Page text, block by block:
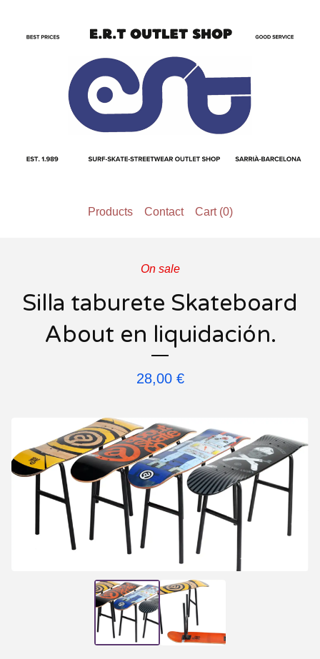
Products Contact Cart (0)
On sale
Silla taburete Skateboard
About en liquidación.
28,00 €